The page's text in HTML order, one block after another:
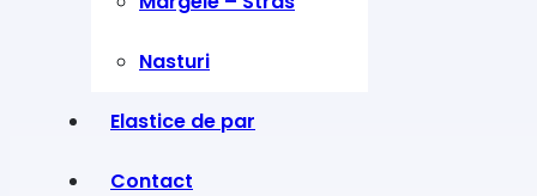
Nasturi
Elastice de par
Contact